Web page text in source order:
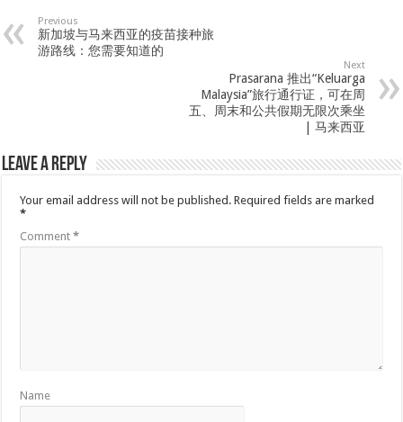
Previous
新加坡与马来西亚的疫苗接种旅
游路线：您需要知道的
Next
Prasarana 推出“Keluarga
Malaysia”旅行通行证，可在周
五、周末和公共假期无限次乘坐
| 马来西亚
Leave a Reply
Your email address will not be published. Required fields are marked
*
Comment*
Name